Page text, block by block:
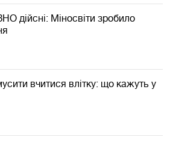
дійсні: Міносвіти зробило
вчитися влітку: що кажуть у